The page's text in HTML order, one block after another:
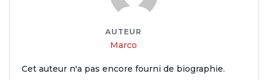
AUTEUR
Marco
Cet auteur n'a pas encore fourni de biographie.